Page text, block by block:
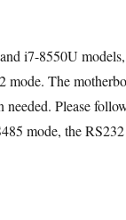
i7-8550U
The
Please
mode, the